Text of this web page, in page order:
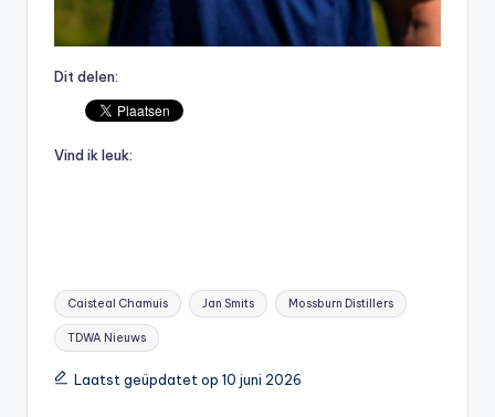
Dit delen:
Vind ik leuk:
Tags:
Caisteal Chamuis Jan Smits Mossburn Distillers
TDWA Nieuws
Laatst geüpdatet op 10 juni 2026